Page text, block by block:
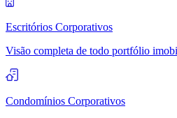
Escritórios Corporativos
Visão completa de todo portfólio
Condomínios Corporativos